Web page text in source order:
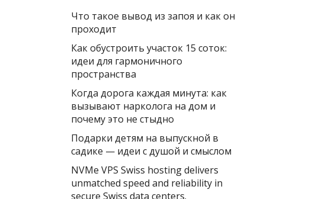
Что такое вывод из запоя и как он
проходит
Как обустроить участок 15 соток:
идеи для гармоничного
пространства
Когда дорога каждая минута: как
вызывают нарколога на дом и
почему это не стыдно
Подарки детям на выпускной в
садике — идеи с душой и смыслом
NVMe VPS Swiss hosting delivers
unmatched speed and reliability in
secure Swiss data centers.